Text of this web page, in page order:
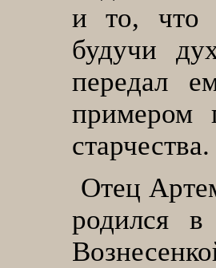
и то, что
будучи
передал
примером
старчества.
Отец
родился